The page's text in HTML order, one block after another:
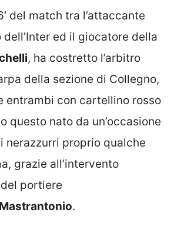
del match tra l’attaccante
dell’Inter ed il giocatore della
, ha costretto l’arbitro
della sezione di Collegno,
entrambi con cartellino rosso
questo nato da un’occasione
nerazzurri proprio qualche
grazie all’intervento
portiere
Mastrantonio.